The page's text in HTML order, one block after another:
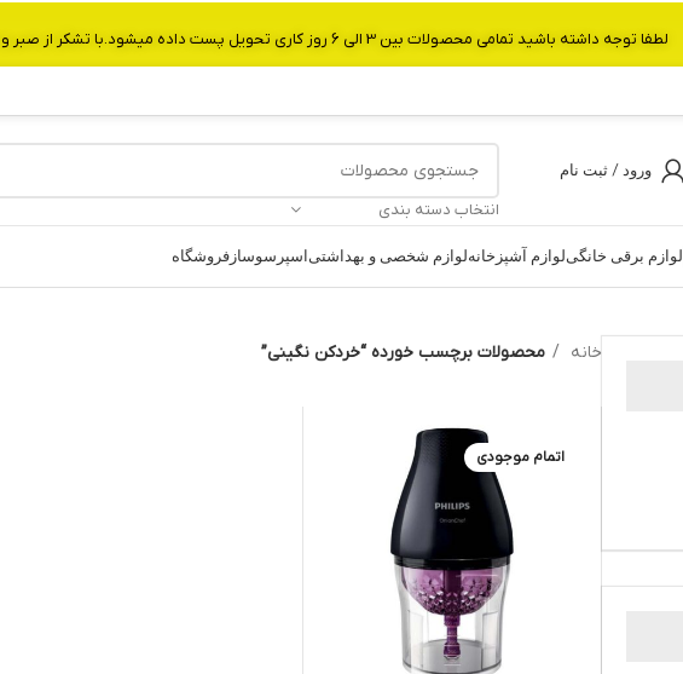
ورود / ثبت نام
انتخاب دسته بندی
لوازم برقی خانگیلوازم آشپزخانهلوازم شخصی و بهداشتی اسپرسوساز فروشگاه
خانه محصولات برچسب خورده “خردکن نگینی”
اتمام موجودی
لطفا توجه داشته باشید تمامی محصولات بین 3 الی 6 روز کاری تحویل پست داده میشود.با تشکر از صبر و شکیبایی شما.شماره تماس:09907750029